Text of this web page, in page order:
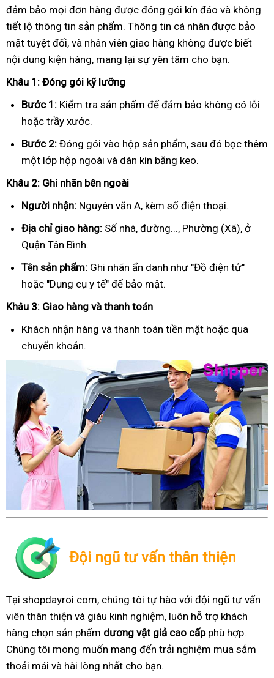
đảm bảo mọi đơn hàng được đóng gói kín đáo và không
tiết lộ thông tin sản phẩm. Thông tin cá nhân được bảo
mật tuyệt đối, và nhân viên giao hàng không được biết
nội dung kiện hàng, mang lại sự yên tâm cho bạn.
Khâu 1: Đóng gói kỹ lưỡng
Bước 1: Kiểm tra sản phẩm để đảm bảo không có lỗi
hoặc trầy xước.
Bước 2: Đóng gói vào hộp sản phẩm, sau đó bọc thêm
một lớp hộp ngoài và dán kín băng keo.
Khâu 2: Ghi nhãn bên ngoài
Người nhận: Nguyên văn A, kèm số điện thoại.
Địa chỉ giao hàng: Số nhà, đường..., Phường (Xã), ở
Quận Tân Bình.
Tên sản phẩm: Ghi nhãn ẩn danh như "Đồ điện tử"
hoặc "Dụng cụ y tế" để bảo mật.
Khâu 3: Giao hàng và thanh toán
Khách nhận hàng và thanh toán tiền mặt hoặc qua
chuyển khoản.
Đội ngũ tư vấn thân thiện
Tại shopdayroi.com, chúng tôi tự hào với đội ngũ tư vấn
viên thân thiện và giàu kinh nghiệm, luôn hỗ trợ khách
hàng chọn sản phẩm dương vật giả cao cấpphù hợp.
Chúng tôi mong muốn mang đến trải nghiệm mua sắm
thoải mái và hài lòng nhất cho bạn.